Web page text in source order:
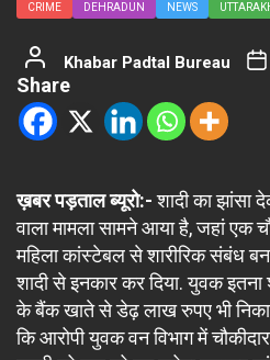
CRIME DEHRADUN NEWS
Khabar Padtal Bureau
Share
ख़बर पड़ताल ब्यूरो:-शादी का झांसा
वाला मामला सामने आया है, जहां एक
महिला कांस्टेबल से शारीरिक संबंध
शादी से इनकार कर दिया. युवक इतना
के बैंक खाते से डेढ़ लाख रुपए भी
कि आरोपी युवक वन विभाग में